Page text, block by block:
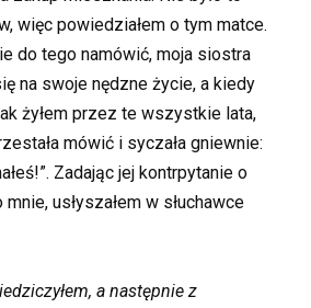
więc powiedziałem o tym matce.
do tego namówić, moja siostra
na swoje nędzne życie, a kiedy
żyłem przez te wszystkie lata,
mówić i syczała gniewnie:
Zadając jej kontrpytanie o
usłyszałem w słuchawce
a następnie z